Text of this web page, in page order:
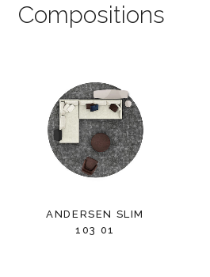
Compositions
ANDERSEN SLIM
103 01